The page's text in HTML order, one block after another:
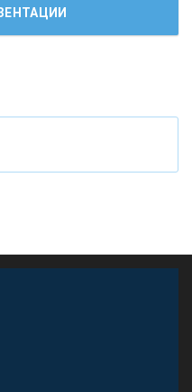
при цифровом